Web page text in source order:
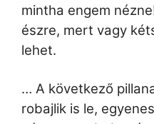
mintha engem
észre, mert vagy
lehet.
… A következő
robajlik is le,